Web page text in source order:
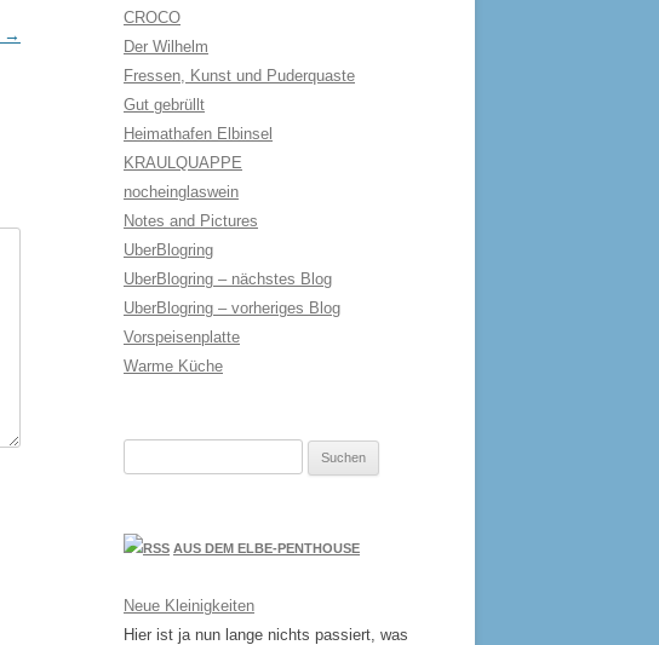
→
CROCO
Der Wilhelm
Fressen, Kunst und Puderquaste
Gut gebrüllt
Heimathafen Elbinsel
KRAULQUAPPE
nocheinglaswein
Notes and Pictures
UberBlogring
UberBlogring – nächstes Blog
UberBlogring – vorheriges Blog
Vorspeisenplatte
Warme Küche
AUS DEM ELBE-PENTHOUSE
Neue Kleinigkeiten
Hier ist ja nun lange nichts passiert, was